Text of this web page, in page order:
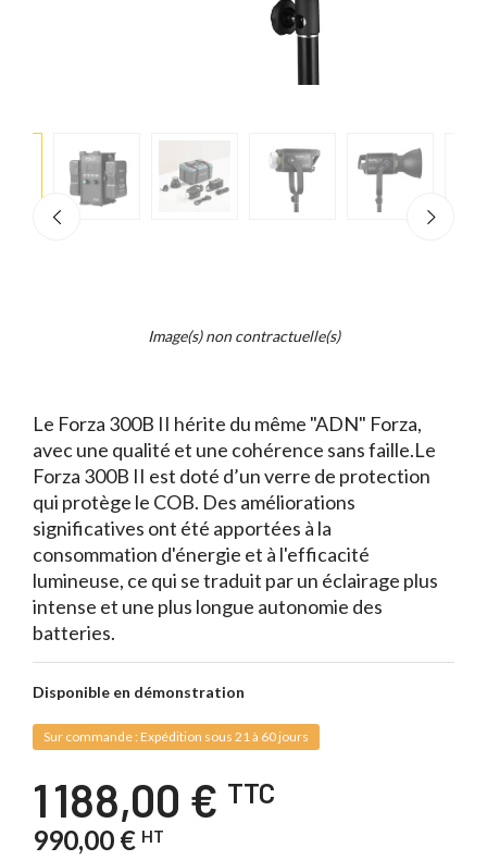
Image(s) non contractuelle(s)
Le Forza 300B II hérite du même "ADN" Forza,
avec une qualité et une cohérence sans faille.Le
Forza 300B II est doté d’un verre de protection
qui protège le COB. Des améliorations
significatives ont été apportées à la
consommation d'énergie et à l'efficacité
lumineuse, ce qui se traduit par un éclairage plus
intense et une plus longue autonomie des
batteries.
Disponible en démonstration
Sur commande : Expédition sous 21 à 60 jours
1 188,00 € TTC
990,00 € HT